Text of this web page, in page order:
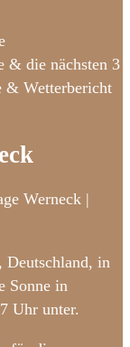
& die nächsten 3
& Wetterbericht
Werneck |
Deutschland, in
Sonne in
Uhr unter.